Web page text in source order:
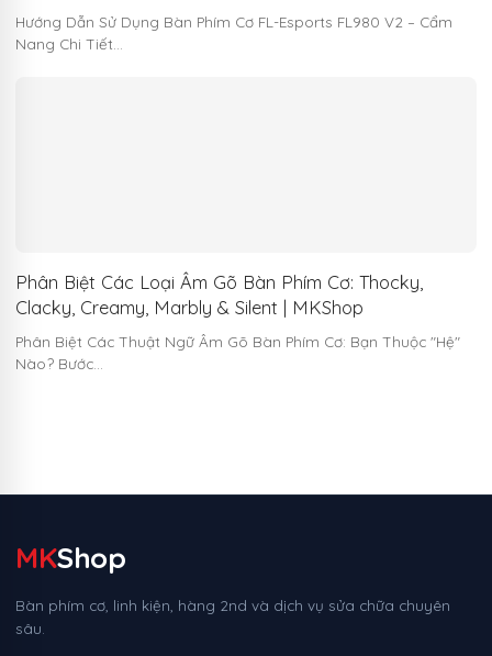
Hướng Dẫn Sử Dụng Bàn Phím Cơ FL-Esports FL980 V2 – Cẩm
Nang Chi Tiết…
Phân Biệt Các Loại Âm Gõ Bàn Phím Cơ: Thocky,
Clacky, Creamy, Marbly & Silent | MKShop
Phân Biệt Các Thuật Ngữ Âm Gõ Bàn Phím Cơ: Bạn Thuộc "Hệ"
Nào? Bước…
MKShop
Bàn phím cơ, linh kiện, hàng 2nd và dịch vụ sửa chữa chuyên
sâu.